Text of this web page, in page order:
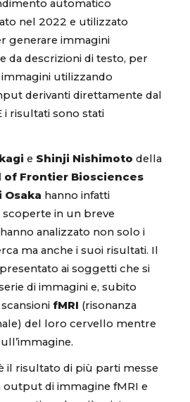
automatico
nel 2022 e utilizzato
generare immagini
da descrizioni di testo, per
utilizzando
derivanti direttamente dal
i risultati sono stati
e Shinji Nishimoto della
of Frontier Biosciences
Osaka hanno infatti
in un breve
analizzato non solo i
ma anche i suoi risultati. Il
ai soggetti che si
di immagini e, subito
fMRI (risonanza
del loro cervello mentre
il risultato di più parti messe
output di immagine fMRI e